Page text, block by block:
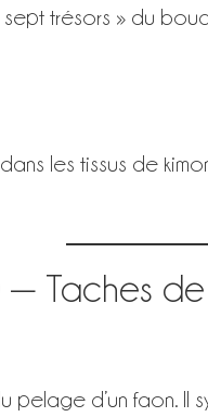
trésors » du
les tissus de
Taches
pelage d’un faon. Il